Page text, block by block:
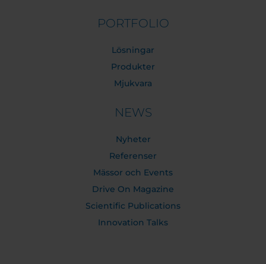
PORTFOLIO
Lösningar
Produkter
Mjukvara
NEWS
Nyheter
Referenser
Mässor och Events
Drive On Magazine
Scientific Publications
Innovation Talks